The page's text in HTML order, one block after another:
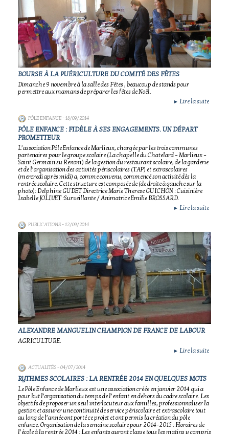
BOURSE À LA PUÉRICULTURE DU COMITÉ DES FÊTES
Dimanche 9 novembre à la salle des Fêtes , beaucoup de stands pour
permettre aux mamans de préparer les fêtes de Noël.
► Lire la suite
PÔLE ENFANCE- 18/09/2014
PÔLE ENFANCE : FIDÈLE À SES ENGAGEMENTS. UN DÉPART
PROMETTEUR
L’association Pôle Enfance de Marlieux, chargée par les trois communes
partenaires pour le groupe scolaire (La chapelle du Chatelard – Marlieux –
Saint Germain su Renom) de la gestion du restaurant scolaire, de la garderie
et de l’organisation des activités périscolaires (TAP) et extrascolaires
(mercredi après midi) a, comme convenu, commencé son activité dès la
rentrée scolaire. Cette structure est composée de (de droite à gauche sur la
photo): Delphine GUDET Directrice Marie Therese GUICHON : Cuisinière
Isabelle JOLIVET :Surveillante / Animatrice Emilie BROSSARD.
► Lire la suite
PUBLICATIONS- 12/09/2014
ALEXANDRE MANGUELIN CHAMPION DE FRANCE DE LABOUR
AGRICULTURE.
► Lire la suite
ACTUALITÉS- 04/07/2014
RYTHMES SCOLAIRES : LA RENTRÉE 2014 EN QUELQUES MOTS
Le Pôle Enfance de Marlieux est une association créée en janvier 2014 qui a
pour but l’organisation du temps de l’enfant en dehors du cadre scolaire. Les
objectifs de proposer un seul interlocuteur aux familles, professionnaliser la
gestion et assurer une continuité de service périscolaire et extrascolaire tout
au long de l’année ont porté ce projet et ont permis la création du pôle
enfance. Organisation de la semaine scolaire pour 2014-2015 : Horaires de
l’école à la rentrée 2014 : Les enfants auront classe tous les matins y compris